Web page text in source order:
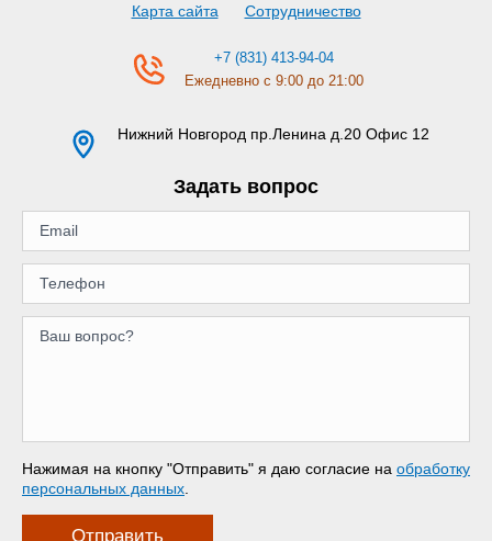
Карта сайта
Сотрудничество
+7 (831) 413-94-04
Ежедневно с 9:00 до 21:00
Нижний Новгород пр.Ленина д.20 Офис 12
Задать вопрос
Нажимая на кнопку "Отправить" я даю согласие на обработку
персональных данных
Отправить